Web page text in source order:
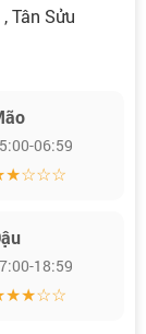
Tân Sửu
06:59
18:59